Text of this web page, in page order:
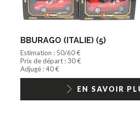
BBURAGO (ITALIE) (5)
Estimation : 50/60 €
Prix de départ : 30 €
Adjugé : 40 €
EN SAVOIR